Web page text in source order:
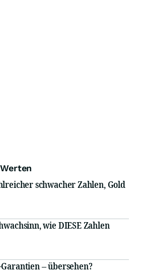
schwacher Zahlen, Gold
wie DIESE Zahlen
– übersehen?